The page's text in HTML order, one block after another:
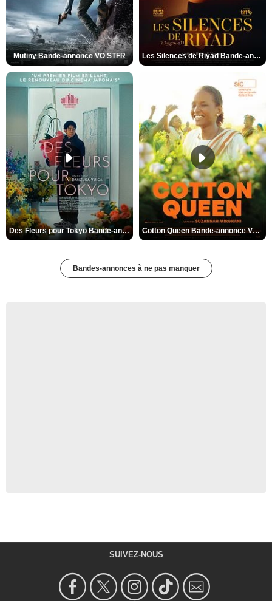
Mutiny Bande-annonce VO STFR Les Silences de Riyad Bande-annonce VO STFR
Des Fleurs pour Tokyo Bande-annonce VO STFR Cotton Queen Bande-annonce VO STFR
Bandes-annonces à ne pas manquer
SUIVEZ-NOUS